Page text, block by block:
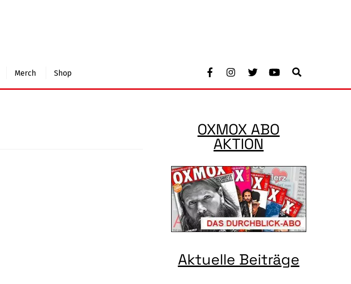
Facebook Youtube
Merch Shop
OXMOX ABO
AKTION
Aktuelle Beiträge